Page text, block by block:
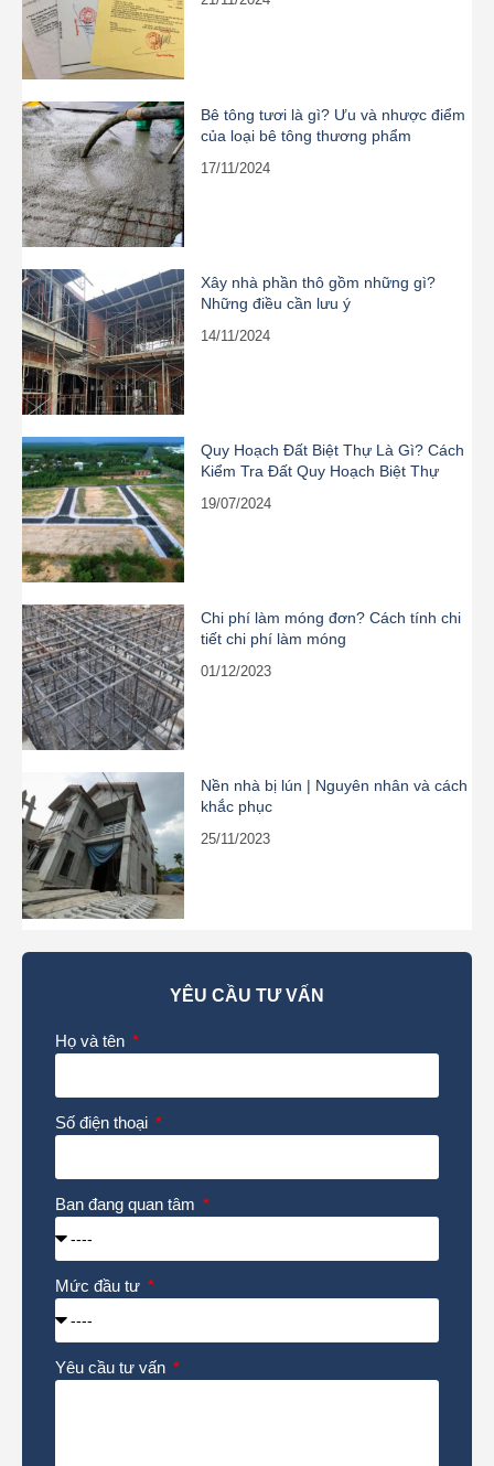
Bê tông tươi là gì? Ưu và nhược điểm
của loại bê tông thương phẩm
17/11/2024
Xây nhà phần thô gồm những gì?
Những điều cần lưu ý
14/11/2024
Quy Hoạch Đất Biệt Thự Là Gì? Cách
Kiểm Tra Đất Quy Hoạch Biệt Thự
19/07/2024
Chi phí làm móng đơn? Cách tính chi
tiết chi phí làm móng
01/12/2023
Nền nhà bị lún | Nguyên nhân và cách
khắc phục
25/11/2023
YÊU CẦU TƯ VẤN
Họ và tên
Số điện thoại
Ban đang quan tâm
Mức đầu tư
Yêu cầu tư vấn